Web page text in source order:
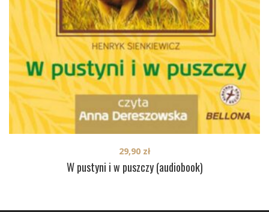
W pustyni i w puszczy (audiobook)
29,90 zł